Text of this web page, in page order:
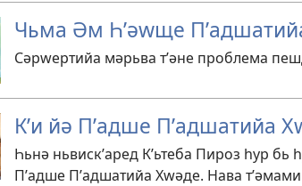
Чьма Әм Һʹәԝще
Сәрԝертийа мәрьва тʹәне проблема
Кʹи йә Пʹадше Пʹадшатийа
Һьнә ньвискʹаред Кʹьтеба Пироз һур
Пʹадше Пʹадшатийа Хԝәде. Нава